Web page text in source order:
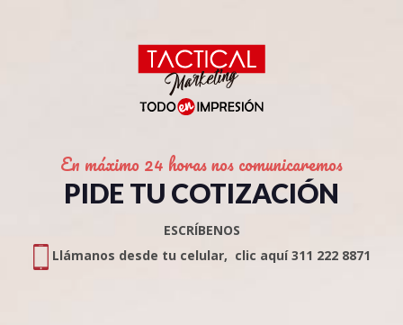
En máximo 24 horas nos comunicaremos
PIDE TU COTIZACIÓN
ESCRÍBENOS
Llámanos desde tu celular, clic aquí 311 222 8871